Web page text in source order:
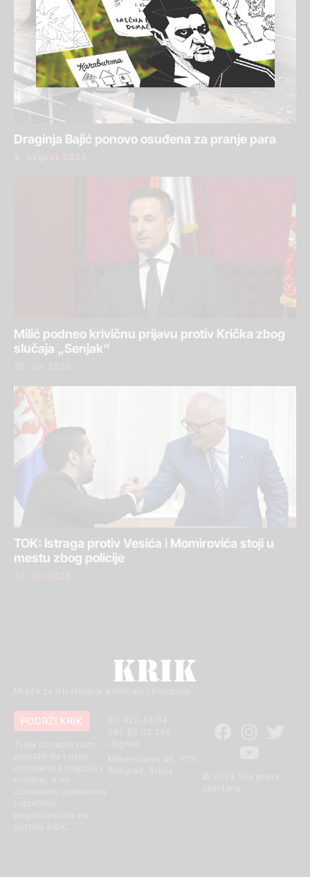
Draginja Bajić ponovo osuđena za pranje para
4. avgust 2026.
Milić podneo krivičnu prijavu protiv Krička zbog
slučaja „Senjak“
30. jul 2026.
TOK: Istraga protiv Vesića i Momirovića stoji u
mestu zbog policije
30. jul 2026.
Mreža za istraživanje kriminala i korupcije
© 2024 Sva prava
011 420 43 04
Makenzijeva 46, 11111
PODRŽI KRIK
otkrivamo korupciju i
kriminal, a mi
uzvraćamo poklonima
i različitim
pogodnostima na
portalu KRIK.